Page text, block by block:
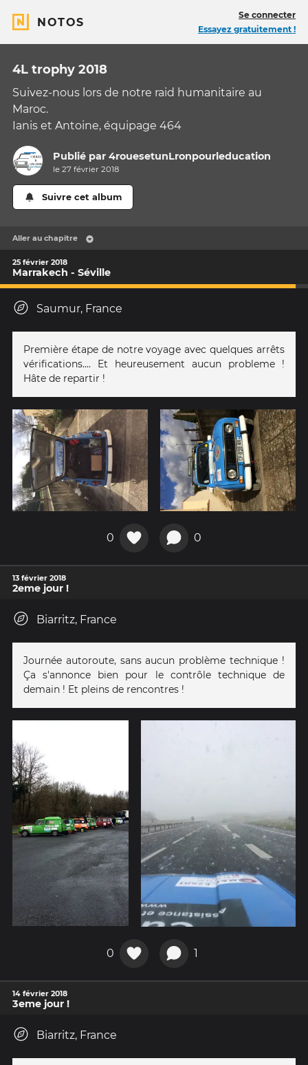
NOTOS
Se connecter
Essayez gratuitement !
4L trophy 2018
Suivez-nous lors de notre raid humanitaire au
Maroc.
Ianis et Antoine, équipage 464
Publié par4rouesetunLronpourleducation
le 27 février 2018
Suivre cet album
Aller au chapitre
25 février 2018
Marrakech - Séville
Saumur, France
Première étape de notre voyage avec quelques arrêts
vérifications.... Et heureusement aucun probleme !
Hâte de repartir !
0 0
13 février 2018
2eme jour !
Biarritz, France
Journée autoroute, sans aucun problème technique !
Ça s'annonce bien pour le contrôle technique de
demain ! Et pleins de rencontres !
0 1
14 février 2018
3eme jour !
Biarritz, France